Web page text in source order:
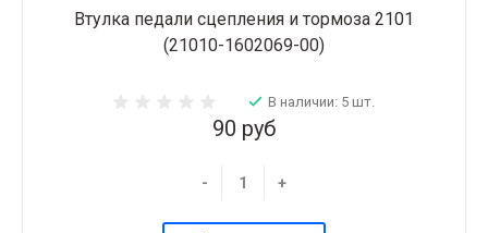
Втулка педали сцепления и тормоза 2101
(21010-1602069-00)
В наличии: 5 шт.
90 руб
- +